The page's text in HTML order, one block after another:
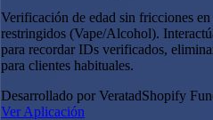
Verificación de edad sin fricciones
restringidos (Vape/Alcohol).
para recordar IDs verificados,
para clientes habituales.
Desarrollado por VeratadShopify
Ver Aplicación